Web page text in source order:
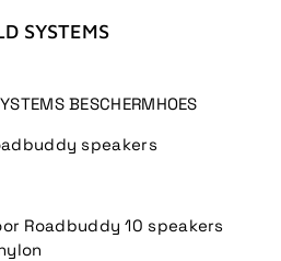
SYSTEMS
BESCHERMHOES
speakers
Roadbuddy 10 speakers